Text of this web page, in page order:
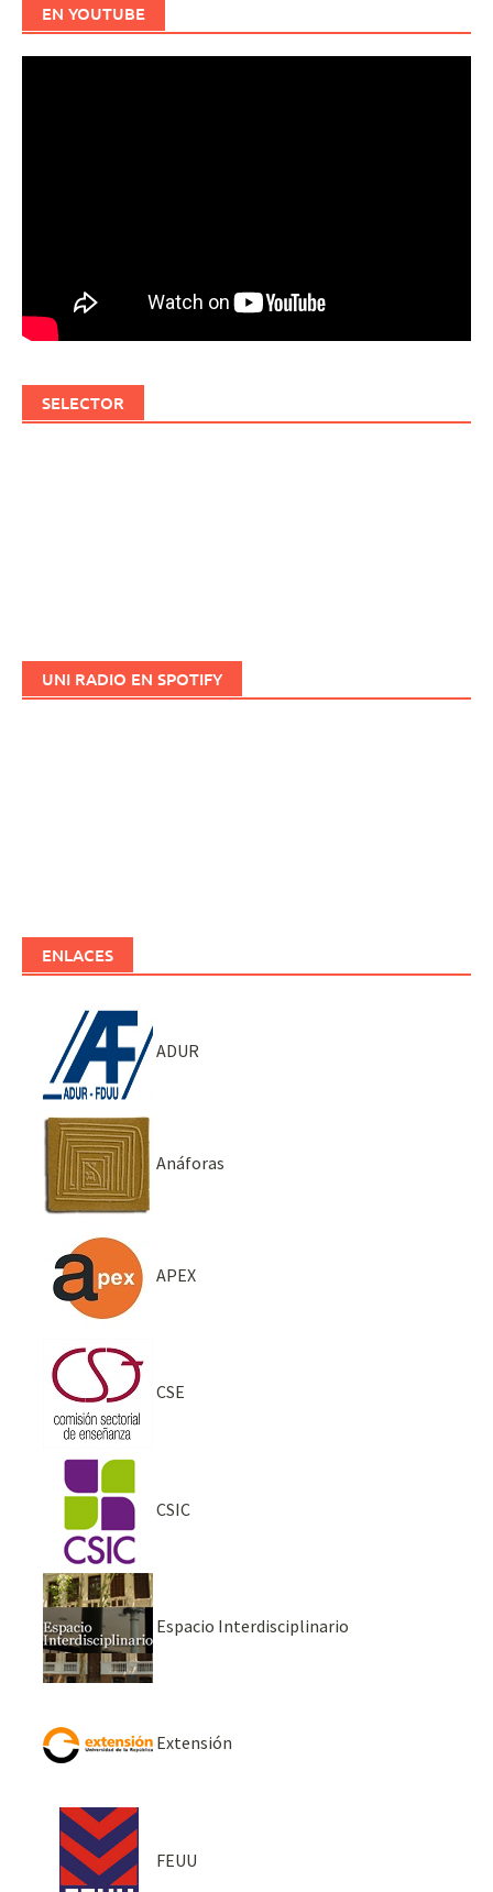
EN YOUTUBE
SELECTOR
UNI RADIO EN SPOTIFY
ENLACES
ADUR
Anáforas
APEX
CSE
CSIC
Espacio Interdisciplinario
Extensión
FEUU